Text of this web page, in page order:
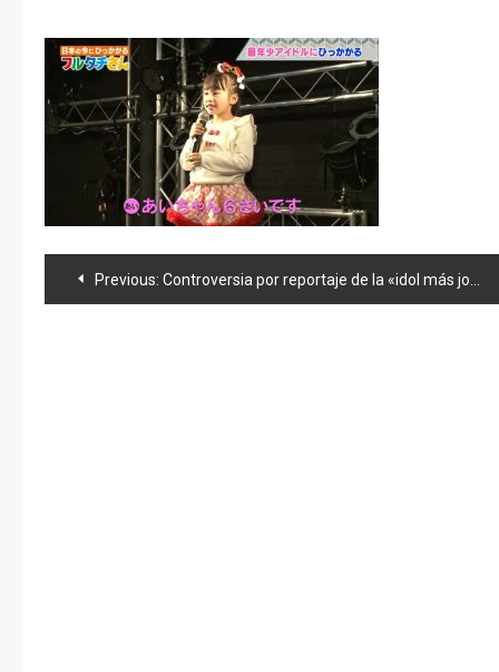
Navegación
Previous: Controversia por reportaje de la «idol más joven del mundo»